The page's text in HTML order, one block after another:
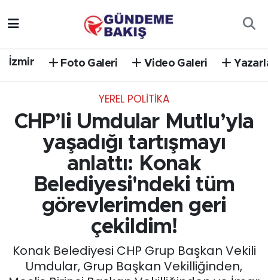
İzmir Foto Galeri Video Galeri
YEREL POLİTİKA
CHP’li Umdular Mutlu’yla
yaşadığı tartışmayı
anlattı: Konak
Belediyesi'ndeki tüm
görevlerimden geri
çekildim!
Konak Belediyesi CHP Grup Başkan Vekili
Umdular, Grup Başkan Vekilliğinden,
EGE
EĞİTİM
EKONOMİ
English News
GÜNCEL
Trafik Durumu
Süper Lig Puan Durumu ve Fikstür
Tüm Manşetler
Son Dakika Haberleri
Haber Arşivi